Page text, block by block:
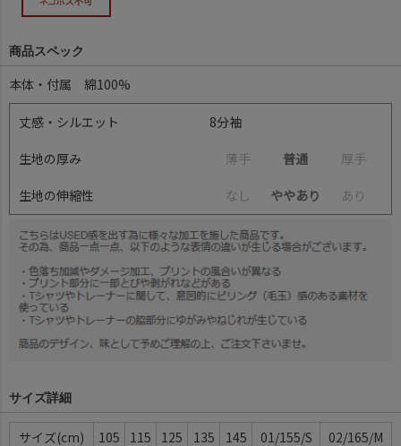
商品スペック
本体・付属 綿100%
丈感・シルエット 8分袖
生地の厚み 薄手 普通 厚手
生地の伸縮性 な し ややあり あ り
サイズ詳細
サイズ 105 115 125 135 145 01/155/S 02/165/M